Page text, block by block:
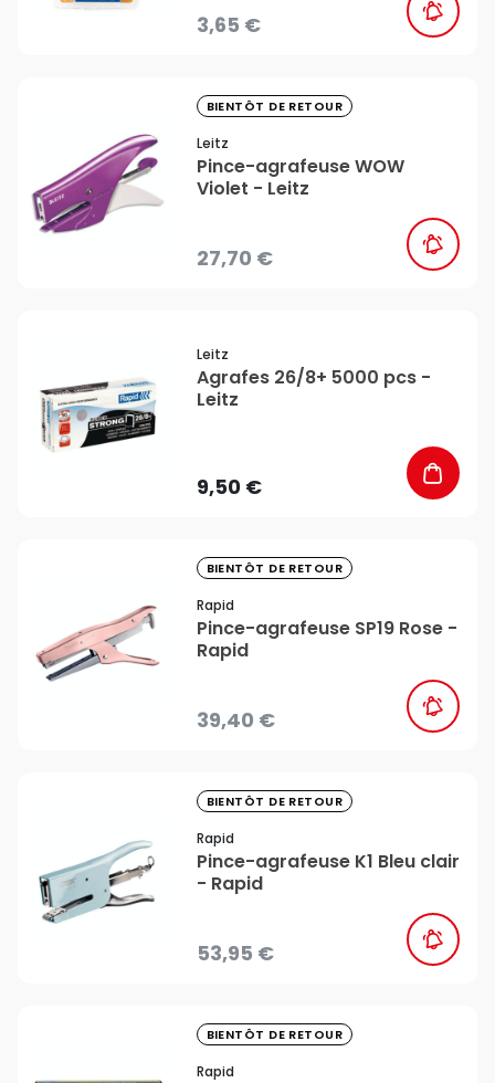
3,65 €
BIENTÔT DE RETOUR
Leitz
Pince-agrafeuse WOW
Violet - Leitz
27,70 €
Leitz
Agrafes 26/8+ 5000 pcs -
Leitz
9,50 €
BIENTÔT DE RETOUR
Rapid
Pince-agrafeuse SP19 Rose -
Rapid
39,40 €
BIENTÔT DE RETOUR
Rapid
Pince-agrafeuse K1 Bleu clair
- Rapid
53,95 €
BIENTÔT DE RETOUR
Rapid